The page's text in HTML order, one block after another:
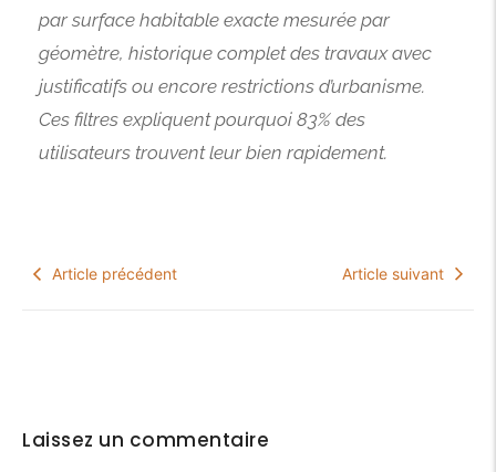
par surface habitable exacte mesurée par
géomètre, historique complet des travaux avec
justificatifs ou encore restrictions d’urbanisme.
Ces filtres expliquent pourquoi 83% des
utilisateurs trouvent leur bien rapidement.
Article précédent Article suivant
Laissez un commentaire